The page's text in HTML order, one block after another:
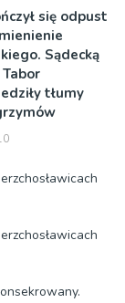
się odpust
Sądecką
Tabor
tłumy